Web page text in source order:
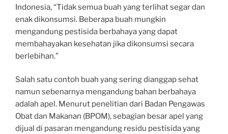
Indonesia, “Tidak semua buah yang terlihat segar dan
enak dikonsumsi. Beberapa buah mungkin
mengandung pestisida berbahaya yang dapat
membahayakan kesehatan jika dikonsumsi secara
berlebihan.”
Salah satu contoh buah yang sering dianggap sehat
namun sebenarnya mengandung bahan berbahaya
adalah apel. Menurut penelitian dari Badan Pengawas
Obat dan Makanan (BPOM), sebagian besar apel yang
dijual di pasaran mengandung residu pestisida yang